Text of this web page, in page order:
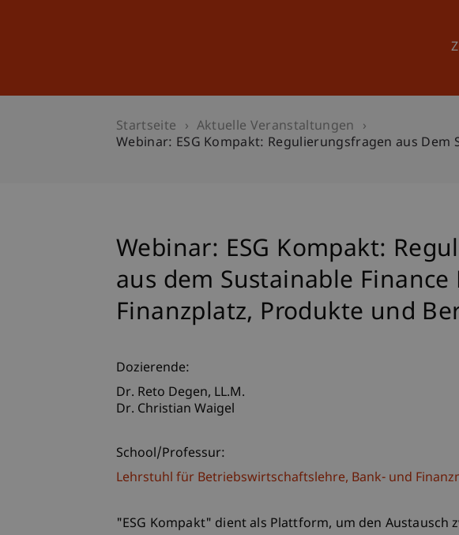
Startseite
Aktuelle Veranstaltungen
Webinar: ESG Kompakt: Regulierungsfragen aus
Webinar: ESG Kompakt:
aus dem Sustainable Finance
Finanzplatz, Produkte und
Dozierende:
Dr. Reto Degen LL.M.
Dr. Christian Waigel
School/Professur:
Lehrstuhl für Betriebswirtschaftslehre, Bank- und
"ESG Kompakt" dient als Plattform, um den Austausch